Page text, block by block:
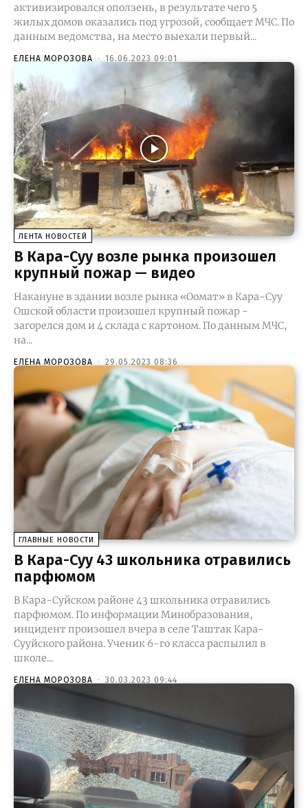
активизировался оползень, в результате чего 5
жилых домов оказались под угрозой, сообщает МЧС. По
данным ведомства, на место выехали первый...
ЕЛЕНА МОРОЗОВА - 16.06.2023 09:01
ЛЕНТА НОВОСТЕЙ
В Кара-Суу возле рынка произошел
крупный пожар — видео
Накануне в здании возле рынка «Оомат» в Кара-Суу
Ошской области произошел крупный пожар -
загорелся дом и 4 склада с картоном. По данным МЧС,
на...
ЕЛЕНА МОРОЗОВА - 29.05.2023 08:36
ГЛАВНЫЕ НОВОСТИ
В Кара-Суу 43 школьника отравились
парфюмом
В Кара-Суйском районе 43 школьника отравились
парфюмом. По информации Минобразования,
инцидент произошел вчера в селе Таштак Кара-
Сууйского района. Ученик 6-го класса распылил в
школе...
ЕЛЕНА МОРОЗОВА - 30.03.2023 09:44